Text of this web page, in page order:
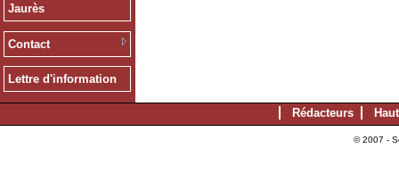
Jaurès
Contact
Lettre d'information
Rédacteurs
© 2007 -